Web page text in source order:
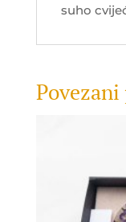
suho